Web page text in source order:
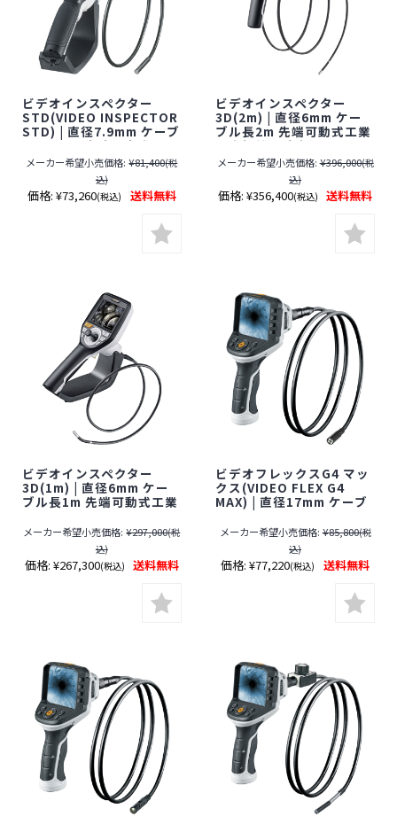
ビデオインスペクター
STD(VIDEO INSPECTOR
STD) | 直径7.9mm ケーブ
ル長1.5m 先端固定式工業
用内視鏡【防水+防油】
【ファイバースコープ】
【小型カメラ】
【Laserliner】
メーカー希望小売価格: ¥81,400(税
込)
価格: ¥73,260(税込) 送料無料
ビデオインスペクター
3D(2m) | 直径6mm ケー
ブル長2m 先端可動式工業
用内視鏡【防水】【ファ
イバースコープ】【小型カ
メラ】【Laserliner】
メーカー希望小売価格: ¥396,000(税
込)
価格: ¥356,400(税込) 送料無料
ビデオインスペクター
3D(1m) | 直径6mm ケー
ブル長1m 先端可動式工業
イバースコープ】【小型カ
メラ】【Laserliner】
メーカー希望小売価格: ¥297,000(税
込)
価格: ¥267,300(税込) 送料無料
ビデオフレックスG4 マッ
クス(VIDEO FLEX G4
MAX) | 直径17mm ケーブ
ル長1.5m 工業用内視鏡
【防水】【ファイバースコ
ープ】【小型カメラ】
【Laserliner】
メーカー希望小売価格: ¥85,800(税
込)
価格: ¥77,220(税込) 送料無料